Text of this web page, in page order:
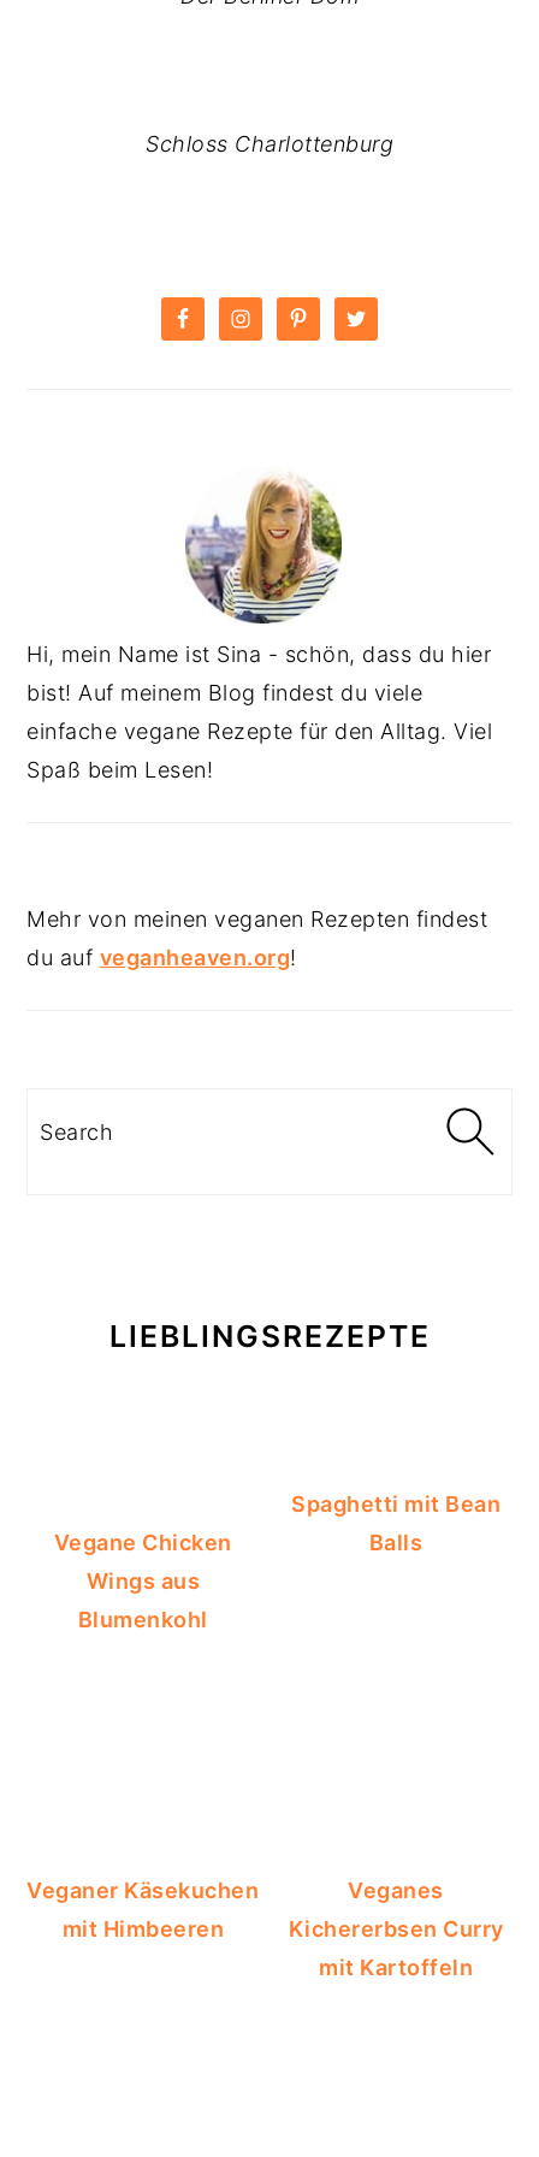
Schloss Charlottenburg
PRIMARY
SIDEBAR
Hi, mein Name ist Sina - schön, dass du hier
bist! Auf meinem Blog findest du viele
einfache vegane Rezepte für den Alltag. Viel
Spaß beim Lesen!
Mehr von meinen veganen Rezepten findest
du auf veganheaven.org!
Search
LIEBLINGSREZEPTE
Vegane Chicken
Wings aus
Blumenkohl
Spaghetti mit Bean
Balls
Veganer Käsekuchen
mit Himbeeren
Veganes
Kichererbsen Curry
mit Kartoffeln